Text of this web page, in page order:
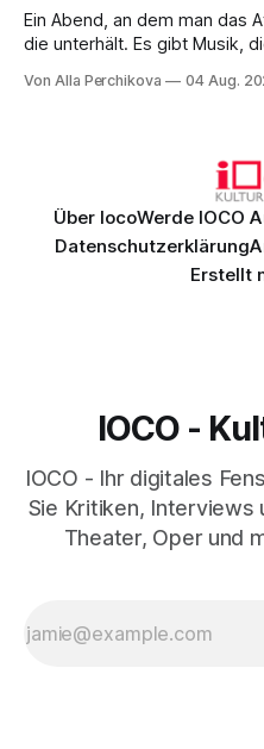
Ein Abend, an dem man das Atmen
die unterhält. Es gibt Musik,
Genau so war der Abend im
Von Alla Perchikova 04 Aug.
Über IocoWerde IOCO
Datenschutzerklärung
Erstellt
IOCO -
IOCO - Ihr digitales
Sie Kritiken, Interviews
Theater, Oper und